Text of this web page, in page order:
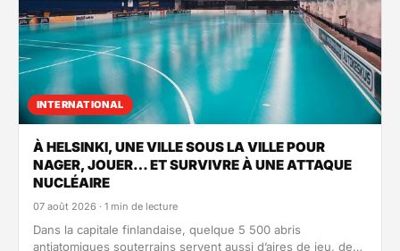
INTERNATIONAL
À HELSINKI, UNE VILLE SOUS LA VILLE POUR
NAGER, JOUER… ET SURVIVRE À UNE ATTAQUE
NUCLÉAIRE
07 août 2026 · 1 min de lecture
Dans la capitale finlandaise, quelque 5 500 abris
antiatomiques souterrains servent aussi d’aires de jeu, de